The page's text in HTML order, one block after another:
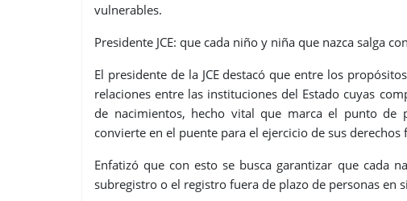
vulnerables.
Presidente JCE: que cada niño y niña que nazca salga
El presidente de la JCE destacó que entre los
relaciones entre las instituciones del Estado cuyas
de nacimientos, hecho vital que marca el punto
convierte en el puente para el ejercicio de sus
Enfatizó que con esto se busca garantizar que cada
subregistro o el registro fuera de plazo de personas en